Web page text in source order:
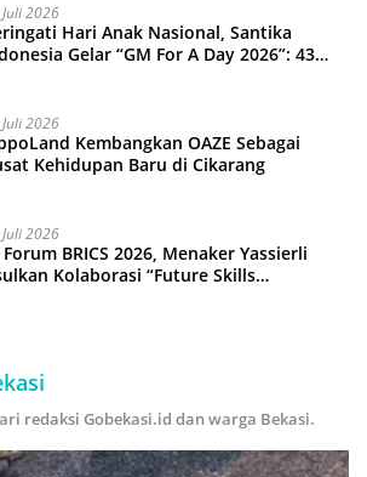
2026
Hari Anak Nasional, Santika
Gelar “GM For A Day 2026”: 43
2026
Kembangkan OAZE Sebagai
Kehidupan Baru di Cikarang
Juli 2026
Forum BRICS 2026, Menaker Yassierli
Kolaborasi “Future Skills
redaksi Gobekasi.id dan warga Bekasi.